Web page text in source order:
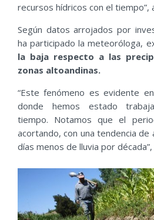
recursos hídricos con el tiempo”,
Según datos arrojados por
ha participado la meteoróloga,
la baja respecto a las
zonas altoandinas.
“Este fenómeno es evidente
donde hemos estado
tiempo. Notamos que el
acortando, con una tendencia
días menos de lluvia por